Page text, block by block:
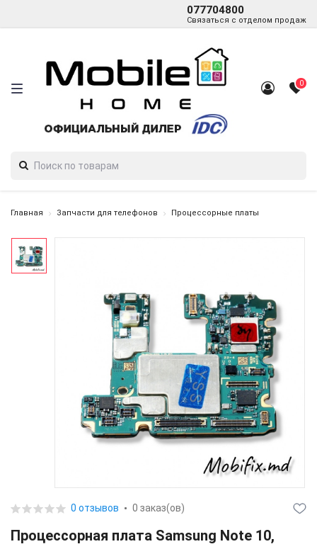
077704800
Связаться с отделом продаж
0
Главная Запчасти для телефонов Процессорные платы
0 отзывов 0 заказ(ов)
Процессорная плата Samsung Note 10,